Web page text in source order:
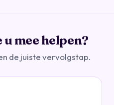
mee helpen?
de juiste vervolgstap.